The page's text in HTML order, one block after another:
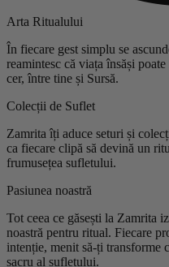
Arta Ritualului
În fiecare gest simplu se
reamintesc că viața însăși
cer, între tine și Sursă.
Colecții de Suflet
Zamrita îți aduce seturi și
ca fiecare clipă să devină un
frumusețea sufletului.
Pasiunea noastră
Tot ceea ce găsești la Zamrita
noastră pentru ritual. Fiecare
intenție, menit să-ți transforme
sacru al sufletului.